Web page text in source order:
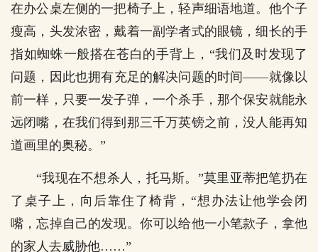
在办公桌左侧的一把椅子上，轻声细语地道。他个子
瘦高，头发浓密，戴着一副学者式的眼镜，细长的手
指如蜘蛛一般搭在苍白的手背上，“我们及时发现了
问题，因此也拥有充足的解决问题的时间——就像以
前一样，只要一发子弹，一个杀手，那个保安就能永
远闭嘴，在我们得到那三千万英镑之前，没人能再知
道画里的奥秘。”
“我现在不想杀人，托马斯。”莫里亚蒂把笔扔在
了桌子上，向后靠住了椅背，“想办法让他学会闭
嘴，忘掉自己的发现。你可以给他一小笔款子，拿他
的家人去威胁他……”